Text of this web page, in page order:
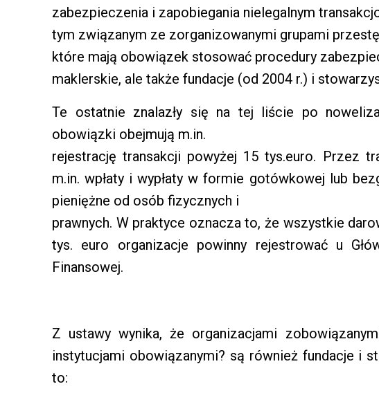
zabezpieczenia i zapobiegania nielegalnym
tym związanym ze zorganizowanymi grupami
które mają obowiązek stosować procedury
maklerskie, ale także fundacje (od 2004 r.) i
Te ostatnie znalazły się na tej liście po
obowiązki obejmują m.in.
rejestrację transakcji powyżej 15 tys.euro. Przez
m.in. wpłaty i wypłaty w formie gotówkowej lub
pieniężne od osób fizycznych i
prawnych. W praktyce oznacza to, że wszystkie
tys. euro organizacje powinny rejestrować u
Finansowej.
Z ustawy wynika, że organizacjami
instytucjami obowiązanymi? są również fundacje i
to: